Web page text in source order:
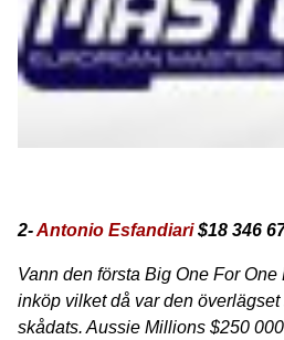
2-Antonio Esfandiari$18 346
Vann den första Big One For
inköp vilket då var den
skådats. Aussie Millions $250